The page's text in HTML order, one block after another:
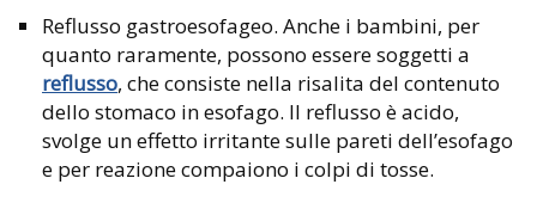
Reflusso gastroesofageo. Anche i bambini, per
quanto raramente, possono essere soggetti a
reflusso, che consiste nella risalita del contenuto
dello stomaco in esofago. Il reflusso è acido,
svolge un effetto irritante sulle pareti dell’esofago
e per reazione compaiono i colpi di tosse.